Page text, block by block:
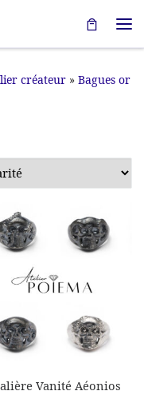
créateur » Bagues or
Vanité Aéonios